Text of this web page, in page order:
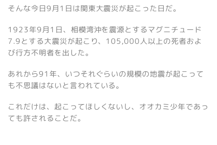
そんな今日9月1日は関東大震災が起こった日だ。
1923年9月1日、相模湾沖を震源とするマグニチュード
7.9とする大震災が起こり、105,000人以上の死者およ
び行方不明者を出した。
あれから91年、いつそれぐらいの規模の地震が起こって
も不思議はないと言われている。
これだけは、起こってほしくないし、オオカミ少年であっ
ても許されることだ。